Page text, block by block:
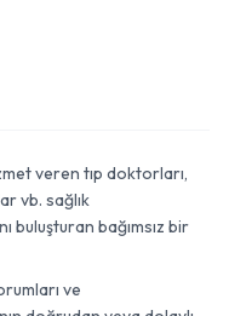
veren tıp doktorları,
vb. sağlık
buluşturan bağımsız bir
ve